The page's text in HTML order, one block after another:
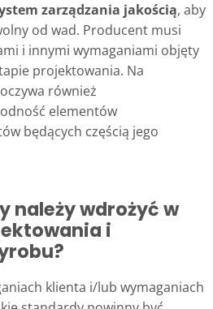
zarządzania jakością, aby
od wad. Producent musi
i innymi wymaganiami objęty
projektowania. Na
również
elementów
będących częścią jego
należy wdrożyć w
i
klienta i/lub wymaganiach